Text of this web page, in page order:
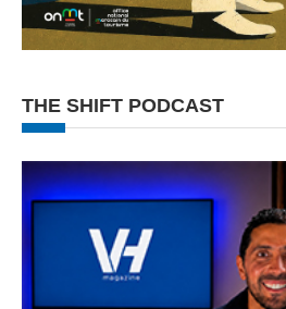
THE SHIFT PODCAST